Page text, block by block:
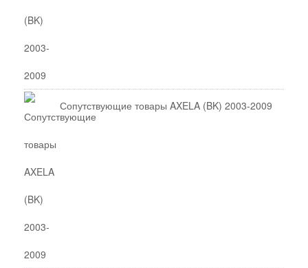
Сопутствующие товары AXELA (BK) 2003-2009